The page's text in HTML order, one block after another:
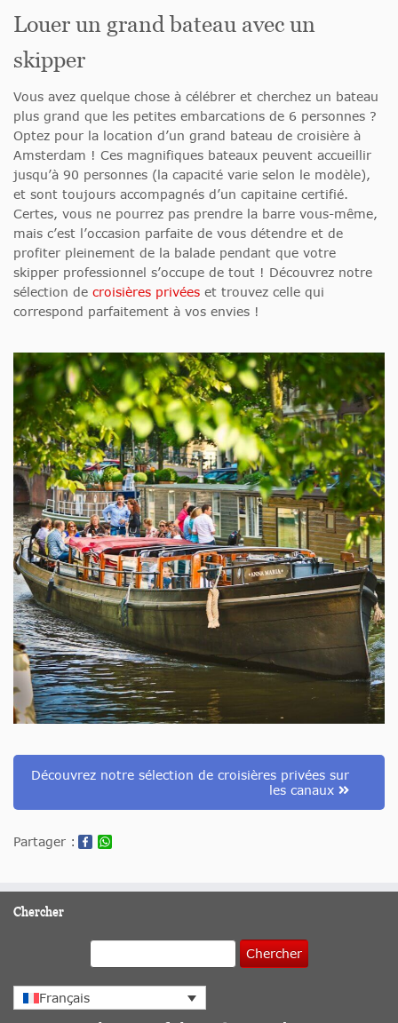
Louer un grand bateau avec un
skipper
Vous avez quelque chose à célébrer et cherchez un bateau
plus grand que les petites embarcations de 6 personnes ?
Optez pour la location d’un grand bateau de croisière à
Amsterdam ! Ces magnifiques bateaux peuvent accueillir
jusqu’à 90 personnes (la capacité varie selon le modèle),
et sont toujours accompagnés d’un capitaine certifié.
Certes, vous ne pourrez pas prendre la barre vous-même,
mais c’est l’occasion parfaite de vous détendre et de
profiter pleinement de la balade pendant que votre
skipper professionnel s’occupe de tout ! Découvrez notre
sélection de croisières privées et trouvez celle qui
correspond parfaitement à vos envies !
Découvrez notre sélection de croisières privées sur
les canaux
Partager :
Chercher
Chercher
Français